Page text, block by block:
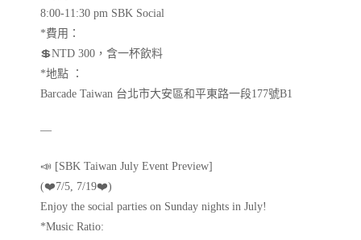
8:00-11:30 pm SBK Social
*費用：
💲NTD 300，含一杯飲料
*地點 ：
Barcade Taiwan 台北市大安區和平東路一段177號B1
—
📣 [SBK Taiwan July Event Preview]
(❤️7/5, 7/19❤️)
Enjoy the social parties on Sunday nights in July!
*Music Ratio: